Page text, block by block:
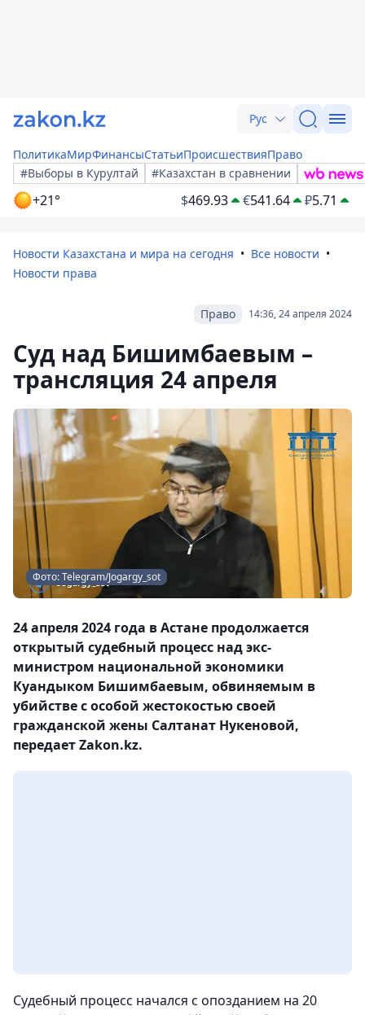
Рус
ПолитикаМирФинансыСтатьиПроисшествияПраво
#Выборы в Курултай
#Казахстан в сравнении
+21° $469.93 €541.64 ₽5.71
Новости Казахстана и мира на сегодня
Все новости
Новости права
14:36, 24 апреля 2024
Право
Суд над Бишимбаевым –
трансляция 24 апреля
Фото: Telegram/Jogargy_sot
24 апреля 2024 года в Астане продолжается
открытый судебный процесс над экс-
министром национальной экономики
Куандыком Бишимбаевым, обвиняемым в
убийстве с особой жестокостью своей
гражданской жены Салтанат Нукеновой,
передает Zakon.kz.
Судебный процесс начался с опозданием на 20